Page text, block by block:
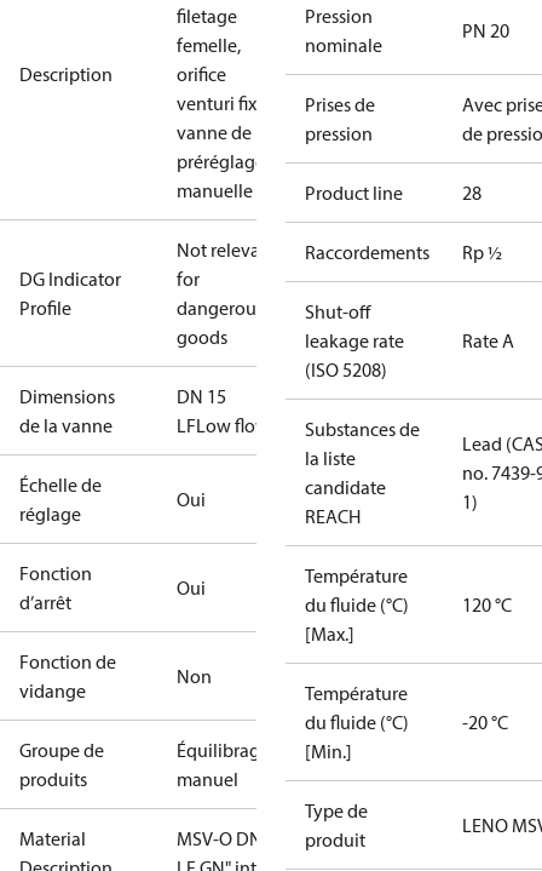
Description
filetage
femelle,
orifice
venturi fixe,
vanne de
préréglage
manuelle
DG Indicator
Profile
Not relevant
for
dangerous
goods
Dimensions
de la vanne
DN 15
LFLow flow
Échelle de
réglage
Oui
Fonction
d’arrêt
Oui
Fonction de
vidange
Non
Groupe de
produits
Équilibrage
manuel
Material
MSV-O DN15
Pression
nominale
PN 20
Prises de
pression
Avec
de
Product line 28
Raccordements Rp ½
Shut-off
leakage rate
(ISO 5208)
Rate A
Substances de
la liste
candidate
REACH
Lead
no. 7439-
1)
Température
du fluide (°C)
[Max.]
120 °C
Température
du fluide (°C)
[Min.]
-20 °C
Type de
produit
LENO